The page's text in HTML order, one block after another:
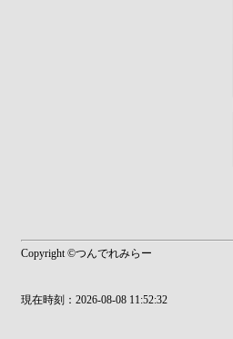
Copyright ©つんでれみらー
現在時刻：2026-08-08 11:52:32